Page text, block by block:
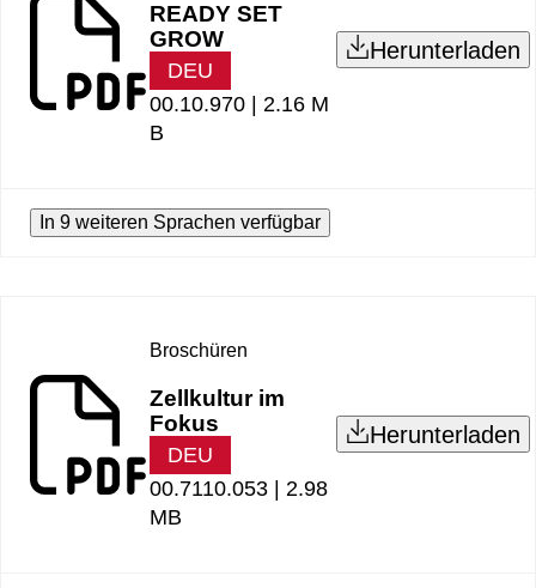
READY SET
GROW
DEU
00.10.970 | 2.16 M
B
Herunterladen
In 9 weiteren Sprachen verfügbar
Broschüren
Zellkultur im
Fokus
DEU
00.7110.053 | 2.98
MB
Herunterladen